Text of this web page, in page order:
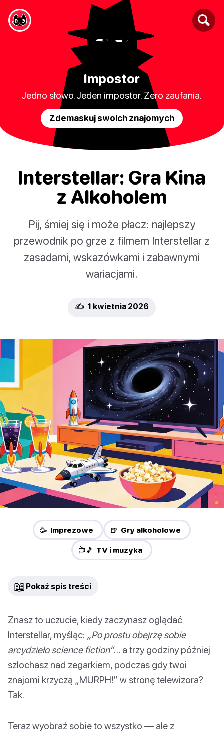
Impostor
Jedno słowo. Jeden impostor. Zero zaufania.
Zdemaskuj swoich znajomych
Interstellar: Gra Kina
z Alkoholem
Pij, śmiej się i może płacz: najlepszy
przewodnik po grze z filmem Interstellar z
zasadami, wskazówkami i zabawnymi
wariacjami.
✍️ 1 kwietnia 2026
🥳 Imprezowe 🍺 Gry alkoholowe
📺🎵 TV i muzyka
📖 Pokaż spis treści
Znasz to uczucie, kiedy zaczynasz oglądać
Interstellar, myśląc: „Po prostu obejrzę sobie
arcydzieło science fiction”… a trzy godziny później
szlochasz nad zegarkiem, podczas gdy twoi
znajomi krzyczą „MURPH!” w stronę telewizora?
Tak.
Teraz wyobraź sobie to wszystko — ale z